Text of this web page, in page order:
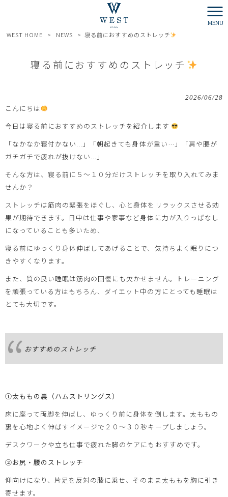
MENU
WEST HOME > NEWS > 寝る前におすすめのストレッチ
寝る前におすすめのストレッチ
2026/06/28
こんにちは
今日は寝る前におすすめのストレッチを紹介します
「なかなか寝付かない...」「朝起きても身体が重い…」「肩や腰が
ガチガチで疲れが抜けない...」
そんな方は、寝る前に５～１０分だけストレッチを取り入れてみま
せんか？
ストレッチは筋肉の緊張をほぐし、心と身体をリラックスさせる効
果が期待できます。日中は仕事や家事など身体に力が入りっぱなし
になっていることも多いため、
寝る前にゆっくり身体伸ばしてあげることで、気持ちよく眠りにつ
きやすくなります。
また、質の良い睡眠は筋肉の回復にも欠かせません。トレーニング
を頑張っている方はもちろん、ダイエット中の方にとっても睡眠は
とても大切です。
おすすめのストレッチ
①太ももの裏（ハムストリングス）
床に座って両脚を伸ばし、ゆっくり前に身体を倒します。太ももの
裏を心地よく伸ばすイメージで２０～３０秒キープしましょう。
デスクワークや立ち仕事で疲れた脚のケアにもおすすめです。
②お尻・腰のストレッチ
仰向けになり、片足を反対の膝に乗せ、そのまま太ももを胸に引き
寄せます。